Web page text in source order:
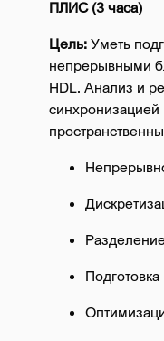
ПЛИС (3 часа)
Цель: Уметь
непрерывными
HDL. Анализ и